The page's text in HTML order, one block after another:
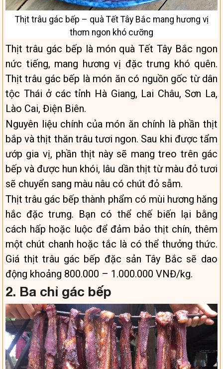
Thịt trâu gác bếp – quà Tết Tây Bắc mang hương vị
thơm ngon khó cưỡng
Thịt trâu gác bếp là món quà Tết Tây Bắc ngon
nức tiếng, mang hương vị đặc trưng khó quên.
Thịt trâu gác bếp là món ăn có nguồn gốc từ dân
tộc Thái ở các tỉnh Hà Giang, Lai Châu, Sơn La,
Lào Cai, Điện Biên.
Nguyên liệu chính của món ăn chính là phần thịt
bắp và thịt thăn trâu tươi ngon. Sau khi được tẩm
ướp gia vị, phần thịt này sẽ mang treo trên gác
bếp và được hun khói, lâu dần thịt từ màu đỏ tươi
sẽ chuyển sang màu nâu có chút đỏ sẫm.
Thịt trâu gác bếp thành phẩm có mùi hương hăng
hắc đặc trưng. Bạn có thể chế biến lại bằng
cách hấp hoặc luộc để đảm bảo thịt chín, thêm
một chút chanh hoặc tắc là có thể thưởng thức.
Giá thịt trâu gác bếp đặc sản Tây Bắc sẽ dao
động khoảng 800.000 – 1.000.000 VNĐ/kg.
2. Ba chỉ gác bếp